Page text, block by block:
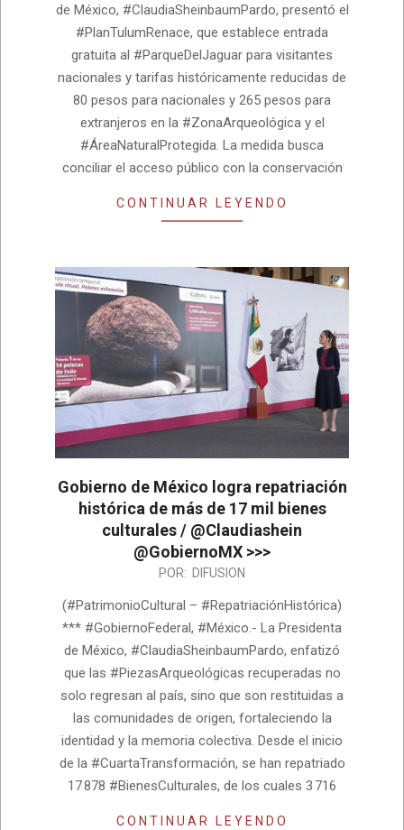
de México, #ClaudiaSheinbaumPardo, presentó el
#PlanTulumRenace, que establece entrada
gratuita al #ParqueDelJaguar para visitantes
nacionales y tarifas históricamente reducidas de
80 pesos para nacionales y 265 pesos para
extranjeros en la #ZonaArqueológica y el
#ÁreaNaturalProtegida. La medida busca
conciliar el acceso público con la conservación
CONTINUAR LEYENDO
Gobierno de México logra repatriación
histórica de más de 17 mil bienes
culturales / @Claudiashein
@GobiernoMX >>>
07-
10
POR: DIFUSION
(#PatrimonioCultural – #RepatriaciónHistórica)
*** #GobiernoFederal, #México.- La Presidenta
de México, #ClaudiaSheinbaumPardo, enfatizó
que las #PiezasArqueológicas recuperadas no
solo regresan al país, sino que son restituidas a
las comunidades de origen, fortaleciendo la
identidad y la memoria colectiva. Desde el inicio
de la #CuartaTransformación, se han repatriado
17 878 #BienesCulturales, de los cuales 3 716
CONTINUAR LEYENDO